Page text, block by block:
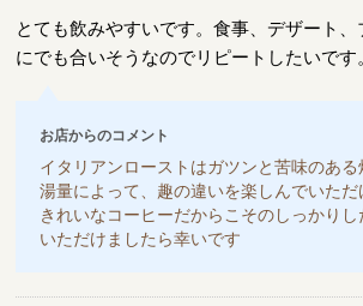
とても飲みやすいです。食事、デザート
にでも合いそうなのでリピートしたいです
お店からのコメント
イタリアンローストはガツンと苦味のある
湯量によって、趣の違いを楽しんでいた
きれいなコーヒーだからこそのしっかり
いただけましたら幸いです